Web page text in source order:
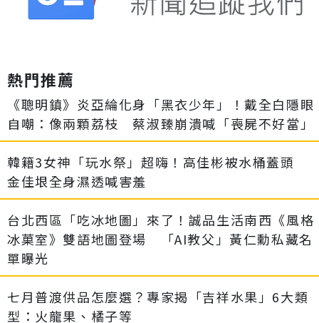
熱門推薦
《聰明鎮》炎亞綸化身「黑衣少年」！戴全白隱眼
自嘲：像兩顆荔枝 蔡淑臻崩潰喊「喪屍不好當」
韓籍3女神「玩水祭」超嗨！高佳彬被水桶蓋頭
金佳垠全身濕透喊害羞
台北西區「吃冰地圖」來了！誠品生活南西《風格
冰菓室》雙語地圖登場 「AI教父」黃仁勳私藏名
單曝光
七月普渡供品怎麼選？專家揭「吉祥水果」6大類
型：火龍果、橘子等